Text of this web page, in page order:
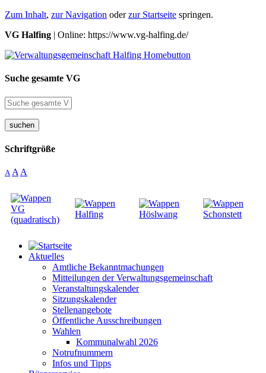
Zum Inhalt, zur Navigation oderzur Startseite springen.
VG Halfing | Online: https://www.vg-halfing.de/
Suche gesamte VG
suchen
Schriftgröße
A A A
Aktuelles
Amtliche Bekanntmachungen
Mitteilungen der Verwaltungsgemeinschaft
Veranstaltungskalender
Sitzungskalender
Stellenangebote
Öffentliche Ausschreibungen
Wahlen
Kommunalwahl 2026
Notrufnummern
Infos und Tipps